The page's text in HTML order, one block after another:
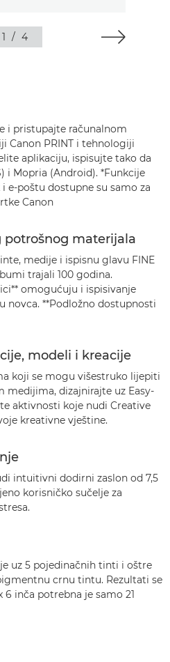
1 / 4
i pristupajte računalnom
Canon PRINT i tehnologiji
aplikaciju, ispisujte tako da
i Mopria (Android). *Funkcije
e-poštu dostupne su samo za
Canon
potrošnog materijala
medije i ispisnu glavu FINE
trajali 100 godina.
omogućuju i ispisivanje
novca. **Podložno dostupnosti
modeli i kreacije
koji se mogu višestruko lijepiti
dizajnirajte uz Easy-
aktivnosti koje nudi Creative
kreativne vještine.
intuitivni dodirni zaslon od 7,5
korisničko sučelje za
uz 5 pojedinačnih tinti i oštre
crnu tintu. Rezultati se
6 inča potrebna je samo 21